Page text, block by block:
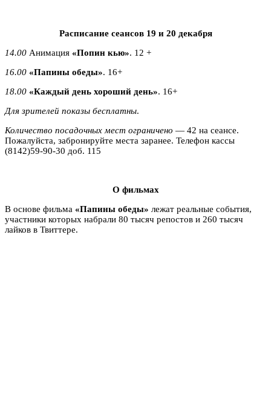
Расписание сеансов 19 и 20 декабря
14.00 Анимация «Попин кью». 12 +
16.00 «Папины обеды». 16+
18.00 «Каждый день хороший день». 16+
Для зрителей показы бесплатны.
Количество посадочных мест ограничено — 42 на сеансе.
Пожалуйста, забронируйте места заранее. Телефон кассы
(8142)59-90-30 доб. 115
О фильмах
В основе фильма «Папины обеды» лежат реальные события,
участники которых набрали 80 тысяч репостов и 260 тысяч
лайков в Твиттере.